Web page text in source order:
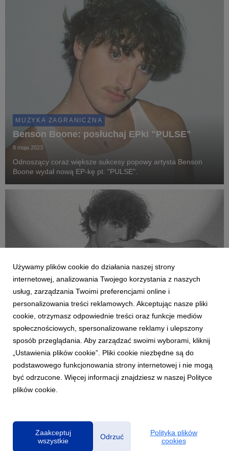
MUZYKA ZAGRANICZNA
Benson Boone: posłuchaj EPki "PULSE"
8 maja 2023
Odnoszący coraz większe sukcesy popowy artysta Benson
Boone wydał nową EP-kę pt. "PULSE".
MUZYKA ZAGRANICZNA
Benson Boone dzieli się nowym singlem
"What Was" i zapowiada EPkę
14 kwietnia 2023
Wschodzący popowy gwiazdor, Benson Boone, prezentuje
nowy, emocjonalny hymn "What Was". Mistrzowsko wyważone,
niedopowiedziane, intymne zwrotki łączą się tu ze wielkim,
Używamy plików cookie do działania naszej strony
internetowej, analizowania Twojego korzystania z naszych
usług, zarządzania Twoimi preferencjami online i
personalizowania treści reklamowych. Akceptując nasze pliki
cookie, otrzymasz odpowiednie treści oraz funkcje mediów
społecznościowych, spersonalizowane reklamy i ulepszony
sposób przeglądania. Aby zarządzać swoimi wyborami, kliknij
„Ustawienia plików cookie”. Pliki cookie niezbędne są do
podstawowego funkcjonowania strony internetowej i nie mogą
być odrzucone. Więcej informacji znajdziesz w naszej Polityce
plików cookie.
Zaakceptuj
wszystkie
Odrzuć
Polityka plików
cookies